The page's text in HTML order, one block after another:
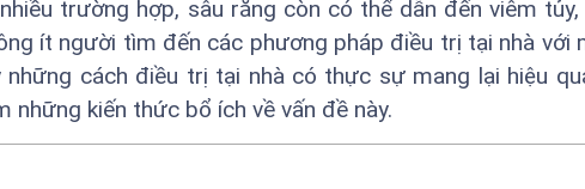
trường hợp, sâu răng còn có thể dẫn đến viêm tủy,
ít người tìm đến các phương pháp điều trị tại nhà với
cách điều trị tại nhà có thực sự mang lại hiệu
những kiến thức bổ ích về vấn đề này.